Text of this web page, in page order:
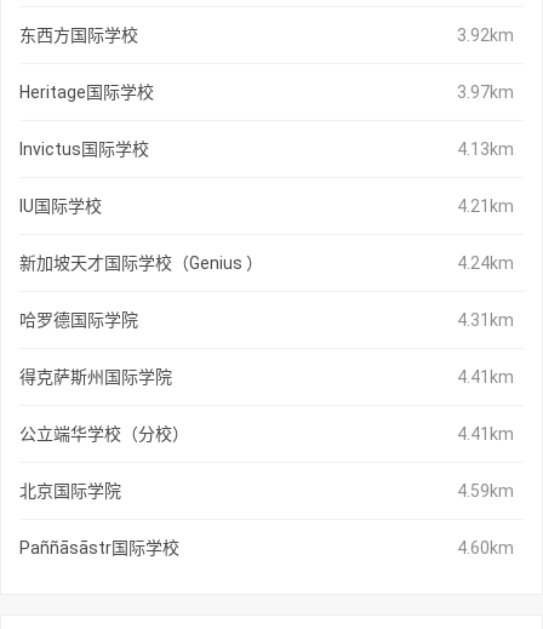
东西方国际学校 3.92km
Heritage国际学校 3.97km
Invictus国际学校 4.13km
IU国际学校 4.21km
新加坡天才国际学校（Genius ） 4.24km
哈罗德国际学院 4.31km
得克萨斯州国际学院 4.41km
公立端华学校（分校） 4.41km
北京国际学院 4.59km
Paññāsāstr国际学校 4.60km